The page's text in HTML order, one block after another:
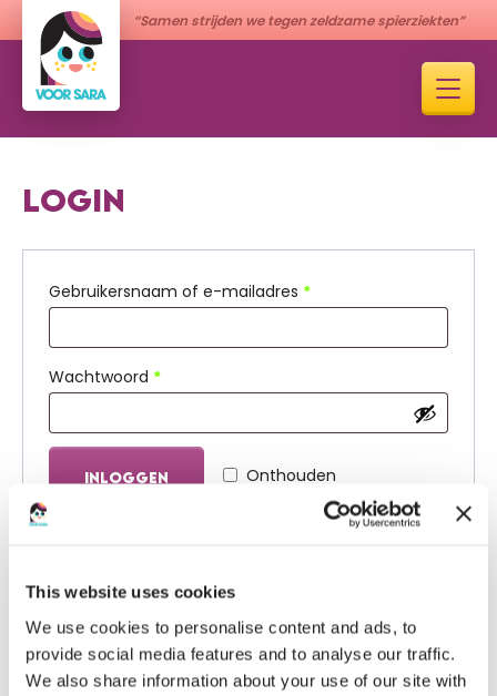
This website uses cookies
We use cookies to personalise content and ads, to
provide social media features and to analyse our traffic.
We also share information about your use of our site with
“Samen strijden we tegen zeldzame spierziekten”
LOGIN
Gebruikersnaam of e-mailadres *Vereist
Wachtwoord *Vereist
Onthouden
INLOGGEN
Je wachtwoord vergeten?
REGISTREREN